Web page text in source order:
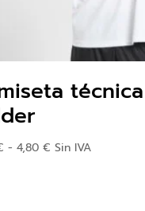
- 4,80€ Rango
Sin IVA